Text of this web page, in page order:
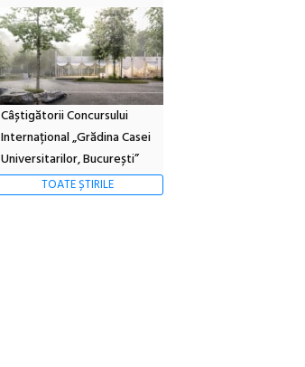
Câștigătorii Concursului
Internațional „Grădina Casei
Universitarilor, București”
TOATE ȘTIRILE